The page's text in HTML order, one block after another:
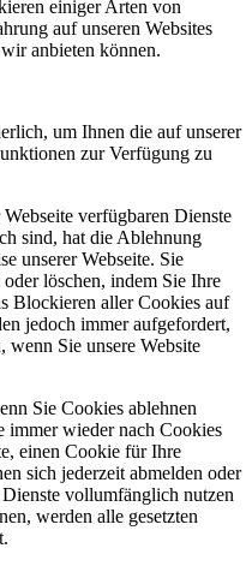
einiger Arten von
auf unseren Websites
anbieten können.
um Ihnen die auf unserer
zur Verfügung zu
verfügbaren Dienste
sind, hat die Ablehnung
unserer Webseite. Sie
löschen, indem Sie Ihre
Blockieren aller Cookies auf
jedoch immer aufgefordert,
wenn Sie unsere Website
Sie Cookies ablehnen
immer wieder nach Cookies
einen Cookie für Ihre
sich jederzeit abmelden oder
vollumfänglich nutzen
werden alle gesetzten